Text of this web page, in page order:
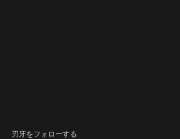
刃牙をフォローする